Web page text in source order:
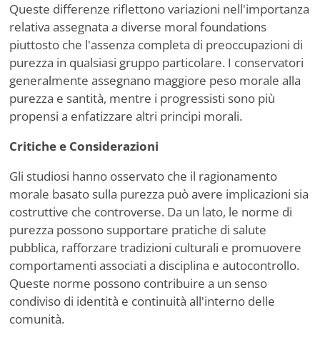
Queste differenze riflettono variazioni nell'importanza
relativa assegnata a diverse moral foundations
piuttosto che l'assenza completa di preoccupazioni di
purezza in qualsiasi gruppo particolare. I conservatori
generalmente assegnano maggiore peso morale alla
purezza e santità, mentre i progressisti sono più
propensi a enfatizzare altri principi morali.
Critiche e Considerazioni
Gli studiosi hanno osservato che il ragionamento
morale basato sulla purezza può avere implicazioni sia
costruttive che controverse. Da un lato, le norme di
purezza possono supportare pratiche di salute
pubblica, rafforzare tradizioni culturali e promuovere
comportamenti associati a disciplina e autocontrollo.
Queste norme possono contribuire a un senso
condiviso di identità e continuità all'interno delle
comunità.